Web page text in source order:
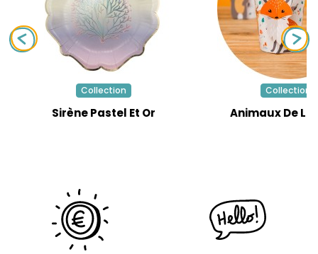
Collection
Sirène Pastel Et Or
Collection
Animaux De La